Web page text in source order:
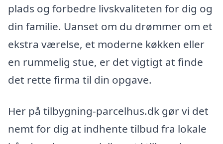
plads og forbedre livskvaliteten for dig og
din familie. Uanset om du drømmer om et
ekstra værelse, et moderne køkken eller
en rummelig stue, er det vigtigt at finde
det rette firma til din opgave.
Her på tilbygning-parcelhus.dk gør vi det
nemt for dig at indhente tilbud fra lokale